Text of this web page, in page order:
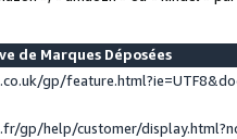
de Marques Déposées
gp/
gp/help/customer/